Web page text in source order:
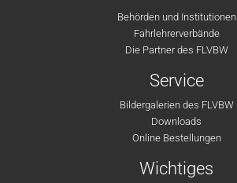
Behörden und Institutionen
Fahrlehrerverbände
Die Partner des FLVBW
Service
Bildergalerien des FLVBW
Downloads
Online Bestellungen
Wichtiges